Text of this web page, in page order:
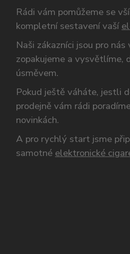
Rádi vám pomůžeme se
kompletní sestavení vaší
Naši zákazníci jsou pro
zopakujeme a vysvětlíme,
úsměvem.
Pokud ještě váháte, jestli
prodejně vám rádi
novinkách.
A pro rychlý start jsme
samotné elektronické